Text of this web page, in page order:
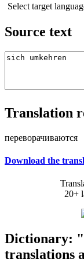
Select target
Source text
Translation
переворачиваются
Download the
20+
Dictionary:
translations